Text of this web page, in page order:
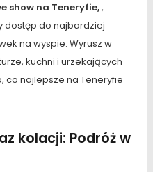
show na Teneryfie,,
dostęp do najbardziej
na wyspie. Wyrusz w
kuchni i urzekających
co najlepsze na Teneryfie
kolacji: Podróż w